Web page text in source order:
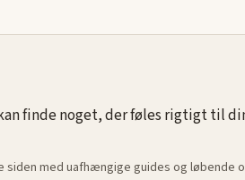
finde noget, der føles rigtigt til
med uafhængige guides og løbende